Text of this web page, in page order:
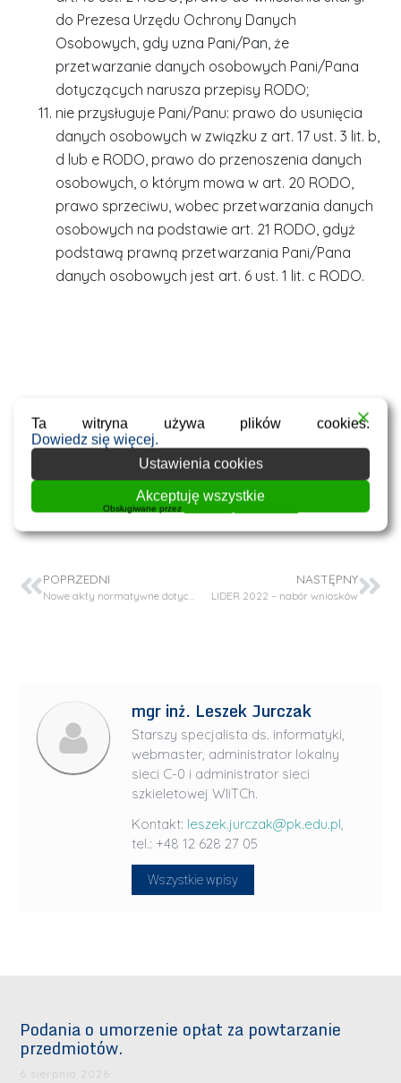
do Prezesa Urzędu Ochrony Danych
Osobowych, gdy uzna Pani/Pan, że
przetwarzanie danych osobowych Pani/Pana
dotyczących narusza przepisy RODO;
nie przysługuje Pani/Panu: prawo do usunięcia
danych osobowych w związku z art. 17 ust. 3 lit. b,
d lub e RODO, prawo do przenoszenia danych
osobowych, o którym mowa w art. 20 RODO,
prawo sprzeciwu, wobec przetwarzania danych
osobowych na podstawie art. 21 RODO, gdyż
podstawą prawną przetwarzania Pani/Pana
danych osobowych jest art. 6 ust. 1 lit. c RODO.
Facebook Twitter
WhatsApp Email
POPRZEDNI
Nowe akty normatywne dotyczące COVID-19 na Politechnice Krakowskiej
NASTĘPNY
LIDER 2022 – nabór wniosków
mgr inż. Leszek Jurczak
Starszy specjalista ds. informatyki,
webmaster, administrator lokalny
sieci C-0 i administrator sieci
szkieletowej WIiTCh.
Kontakt: leszek.jurczak@pk.edu.pl,
tel.: +48 12 628 27 05
Wszystkie wpisy
Podania o umorzenie opłat za powtarzanie
przedmiotów.
6 sierpnia 2026
Ta witryna używa plików cookies.
Dowiedz się więcej.
Ustawienia cookies
Akceptuję wszystkie
Obsługiwane przez WPLP Compliance Platform